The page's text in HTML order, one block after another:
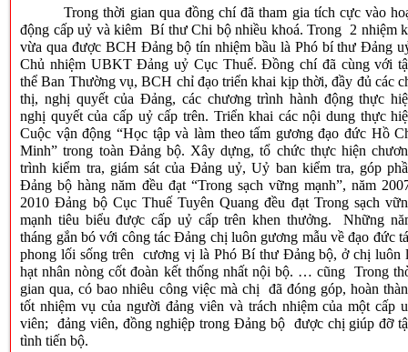
Trong thời gian qua đồng chí đã tham gia tích cực vào
động cấp uỷ và kiêm Bí thư Chi bộ nhiều khoá. Trong 2 nhiệm
vừa qua được BCH Đảng bộ tín nhiệm bầu là Phó bí thư Đảng
Chủ nhiệm UBKT Đảng uỷ Cục Thuế. Đồng chí đã cùng với
thể Ban Thường vụ, BCH chỉ đạo triển khai kịp thời, đầy đủ các
thị, nghị quyết của Đảng, các chương trình hành động thực
nghị quyết của cấp uỷ cấp trên. Triển khai các nội dung thực
Cuộc vận động “Học tập và làm theo tấm gương đạo đức Hồ
Minh” trong toàn Đảng bộ. Xây dựng, tổ chức thực hiện
trình kiểm tra, giám sát của Đảng uỷ, Uỷ ban kiểm tra, góp
Đảng bộ hàng năm đều đạt “Trong sạch vững mạnh”, năm
2010 Đảng bộ Cục Thuế Tuyên Quang đều đạt Trong sạch
mạnh tiêu biểu được cấp uỷ cấp trên khen thưởng.
Những
tháng gắn bó với công tác Đảng chị luôn gương mẫu về đạo đức
phong lối sống trên cương vị là Phó Bí thư Đảng bộ, ở chị luôn
hạt nhân nòng cốt đoàn kết thống nhất nội bộ. … cũng Trong
gian qua, có bao nhiêu công việc mà chị đã đóng góp, hoàn
tốt nhiệm vụ của người đảng viên và trách nhiệm của một cấp
viên; đảng viên, đồng nghiệp trong Đảng bộ được chị giúp đỡ
tình tiến bộ.